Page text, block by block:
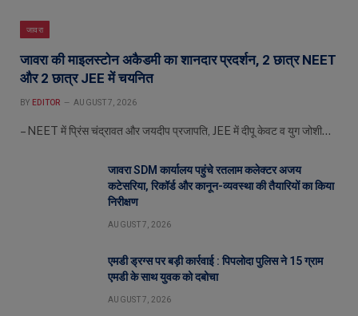
जावरा
जावरा की माइलस्टोन अकैडमी का शानदार प्रदर्शन, 2 छात्र NEET
और 2 छात्र JEE में चयनित
BY EDITOR AUGUST 7, 2026
– NEET में प्रिंस चंद्रावत और जयदीप प्रजापति, JEE में दीपू केवट व युग जोशी…
जावरा SDM कार्यालय पहुंचे रतलाम कलेक्टर अजय
कटेसरिया, रिकॉर्ड और कानून-व्यवस्था की तैयारियों का किया
निरीक्षण
AUGUST 7, 2026
एमडी ड्रग्स पर बड़ी कार्रवाई : पिपलोदा पुलिस ने 15 ग्राम
एमडी के साथ युवक को दबोचा
AUGUST 7, 2026